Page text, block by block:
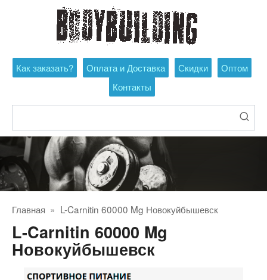
Как заказать? Оплата и Доставка Скидки
Оптом
Контакты
Главная » L-Carnitin 60000 Mg Новокуйбышевск
L-Carnitin 60000 Mg
Новокуйбышевск